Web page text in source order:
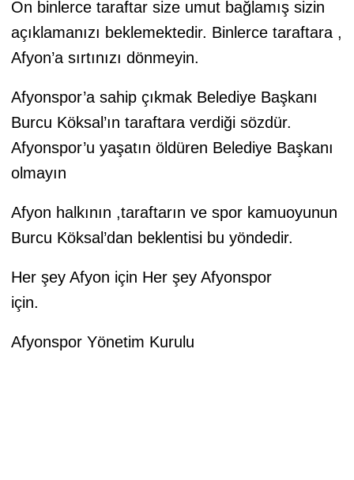
On binlerce taraftar size umut bağlamış sizin
açıklamanızı beklemektedir. Binlerce taraftara ,
Afyon’a sırtınızı dönmeyin.
Afyonspor’a sahip çıkmak Belediye Başkanı
Burcu Köksal’ın taraftara verdiği sözdür.
Afyonspor’u yaşatın öldüren Belediye Başkanı
olmayın
Afyon halkının ,taraftarın ve spor kamuoyunun
Burcu Köksal’dan beklentisi bu yöndedir.
Her şey Afyon için Her şey Afyonspor
için.
Afyonspor Yönetim Kurulu